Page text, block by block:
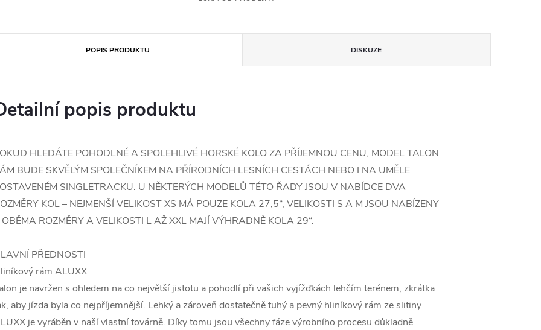
POPIS PRODUKTU DISKUZE
popis produktu
HLEDÁTE POHODLNÉ A SPOLEHLIVÉ HORSKÉ KOLO ZA PŘÍJEMNOU CENU, MODEL TALON
BUDE SKVĚLÝM SPOLEČNÍKEM NA PŘÍRODNÍCH LESNÍCH CESTÁCH NEBO I NA UMĚLE
SINGLETRACKU. U NĚKTERÝCH MODELŮ TÉTO ŘADY JSOU V NABÍDCE DVA
KOL – NEJMENŠÍ VELIKOST XS MÁ POUZE KOLA 27,5“, VELIKOSTI S A M JSOU NABÍZENY
OBĚMA ROZMĚRY A VELIKOSTI L AŽ XXL MAJÍ VÝHRADNĚ KOLA 29“.
PŘEDNOSTI
rám ALUXX
je navržen s ohledem na co největší jistotu a pohodlí při vašich vyjížďkách lehčím terénem, zkrátka
aby jízda byla co nejpříjemnější. Lehký a zároveň dostatečně tuhý a pevný hliníkový rám ze slitiny
je vyráběn v naší vlastní továrně. Díky tomu jsou všechny fáze výrobního procesu důkladně